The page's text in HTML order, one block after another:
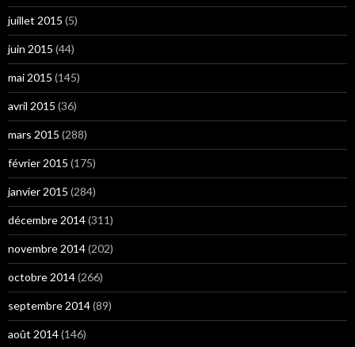
juillet 2015 (5)
juin 2015 (44)
mai 2015 (145)
avril 2015 (36)
mars 2015 (288)
février 2015 (175)
janvier 2015 (284)
décembre 2014(311)
novembre 2014(202)
octobre 2014(266)
septembre 2014(89)
août 2014(146)